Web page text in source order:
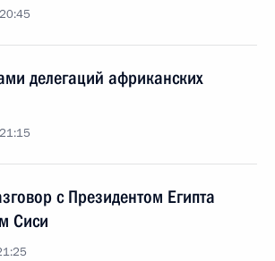
делегаций африканских
с Президентом Египта
Сиси